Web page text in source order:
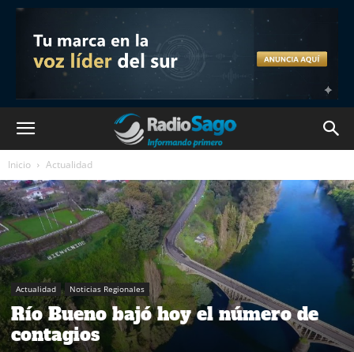
Inicio Actualidad
Actualidad Noticias Regionales
Río Bueno bajó hoy el número de
contagios